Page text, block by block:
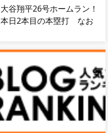
大谷翔平26号ホームラン！
本日2本目の本塁打 なお